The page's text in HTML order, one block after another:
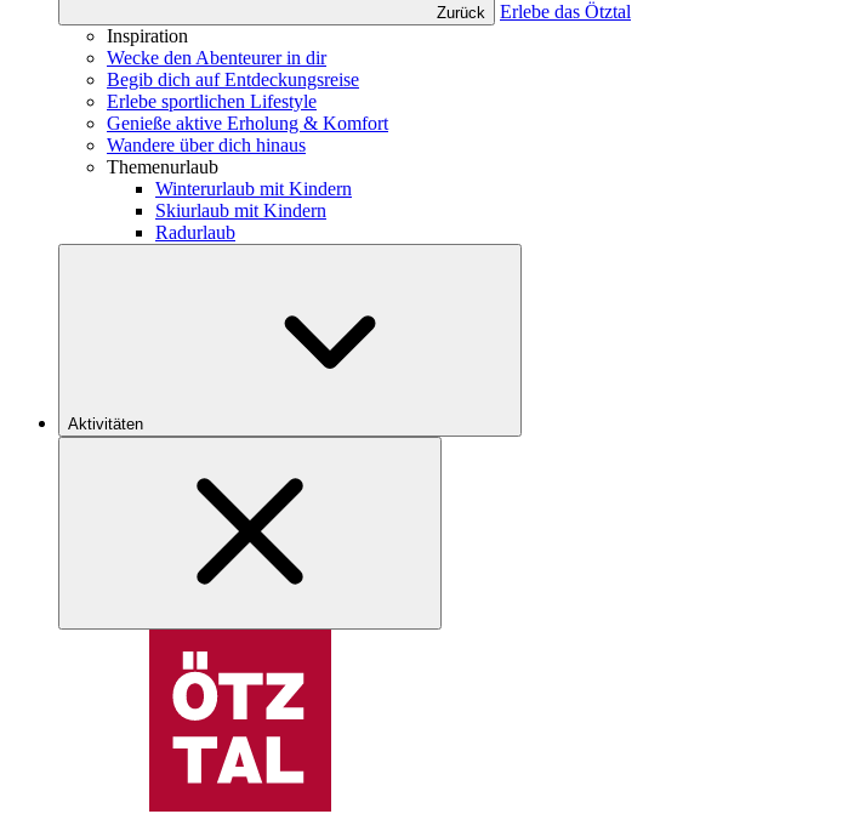
Zurück
Erlebe das Ötztal
Inspiration
Wecke den Abenteurer in dir
Begib dich auf Entdeckungsreise
Erlebe sportlichen Lifestyle
Genieße aktive Erholung & Komfort
Wandere über dich hinaus
Themenurlaub
Winterurlaub mit Kindern
Skiurlaub mit Kindern
Radurlaub
Aktivitäten